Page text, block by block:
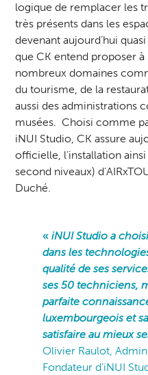
logique de remplacer les
très présents dans les
devenant aujourd’hui
que CK entend proposer
nombreux domaines
du tourisme, de la
aussi des administrations
musées. Choisi comme
iNUI Studio, CK assure
officielle, l’installation
second niveaux)
Duché.
«iNUI Studio a
dans les
qualité de ses
ses 50 techniciens,
parfaite
luxembourgeois et
satisfaire au mieux
Olivier Raulot,
Fondateur d’iNUI